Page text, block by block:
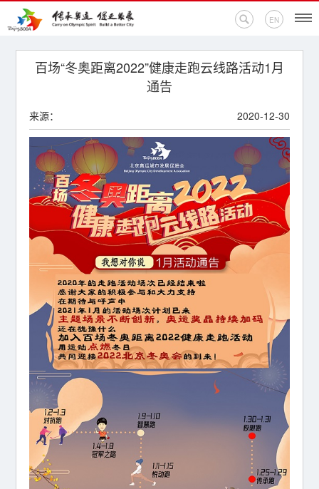
EN
首页
活动专题
奥运百科
奥促机构
奥运之家
联系我们
百场“冬奥距离2022”健康走跑云线路活动1月
通告
来源： 2020-12-30